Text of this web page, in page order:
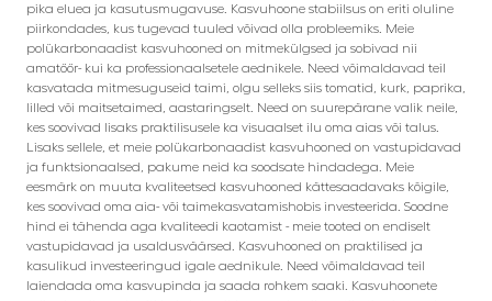
pika eluea ja kasutusmugavuse. Kasvuhoone stabiilsus on eriti oluline
piirkondades, kus tugevad tuuled võivad olla probleemiks. Meie
polükarbonaadist kasvuhooned on mitmekülgsed ja sobivad nii
amatöör- kui ka professionaalsetele aednikele. Need võimaldavad teil
kasvatada mitmesuguseid taimi, olgu selleks siis tomatid, kurk, paprika,
lilled või maitsetaimed, aastaringselt. Need on suurepärane valik neile,
kes soovivad lisaks praktilisusele ka visuaalset ilu oma aias või talus.
Lisaks sellele, et meie polükarbonaadist kasvuhooned on vastupidavad
ja funktsionaalsed, pakume neid ka soodsate hindadega. Meie
eesmärk on muuta kvaliteetsed kasvuhooned kättesaadavaks kõigile,
kes soovivad oma aia- või taimekasvatamishobis investeerida. Soodne
hind ei tähenda aga kvaliteedi kaotamist - meie tooted on endiselt
vastupidavad ja usaldusväärsed. Kasvuhooned on praktilised ja
kasulikud investeeringud igale aednikule. Need võimaldavad teil
laiendada oma kasvupinda ja saada rohkem saaki. Kasvuhoonete